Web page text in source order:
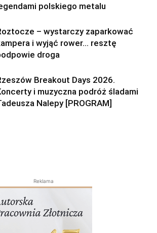
polskiego metalu
– wystarczy zaparkować
i wyjąć rower… resztę
droga
Breakout Days 2026.
i muzyczna podróż śladami
Nalepy [PROGRAM]
Reklama